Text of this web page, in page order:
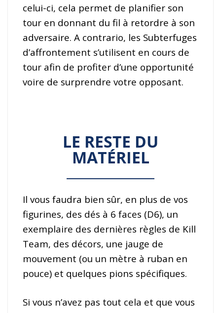
celui-ci, cela permet de planifier son
tour en donnant du fil à retordre à son
adversaire. A contrario, les Subterfuges
d’affrontement s’utilisent en cours de
tour afin de profiter d’une opportunité
voire de surprendre votre opposant.
LE RESTE DU
MATÉRIEL
Il vous faudra bien sûr, en plus de vos
figurines, des dés à 6 faces (D6), un
exemplaire des dernières règles de Kill
Team, des décors, une jauge de
mouvement (ou un mètre à ruban en
pouce) et quelques pions spécifiques.
Si vous n’avez pas tout cela et que vous